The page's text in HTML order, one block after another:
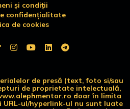
și condiții
confidențialitate
de cookies
de presă (text, foto si/sau
de proprietate intelectuală,
doar în limita
URL-ul/hyperlink-ul nu sunt luate